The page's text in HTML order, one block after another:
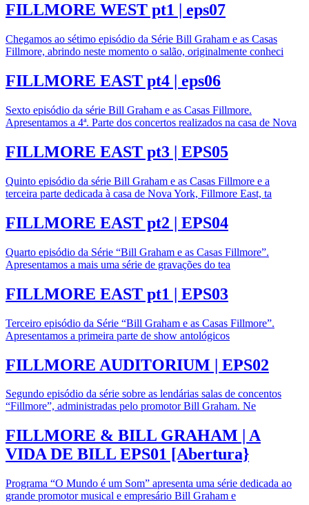
FILLMORE WEST pt1 | eps07
Chegamos ao sétimo episódio da Série Bill Graham e as Casas
Fillmore, abrindo neste momento o salão, originalmente conheci
FILLMORE EAST pt4 | eps06
Sexto episódio da série Bill Graham e as Casas Fillmore.
Apresentamos a 4ª. Parte dos concertos realizados na casa de Nova
FILLMORE EAST pt3 | EPS05
Quinto episódio da série Bill Graham e as Casas Fillmore e a
terceira parte dedicada à casa de Nova York, Fillmore East, ta
FILLMORE EAST pt2 | EPS04
Quarto episódio da Série “Bill Graham e as Casas Fillmore”.
Apresentamos a mais uma série de gravações do tea
FILLMORE EAST pt1 | EPS03
Terceiro episódio da Série “Bill Graham e as Casas Fillmore”.
Apresentamos a primeira parte de show antológicos
FILLMORE AUDITORIUM | EPS02
Segundo episódio da série sobre as lendárias salas de concentos
“Fillmore”, administradas pelo promotor Bill Graham. Ne
FILLMORE & BILL GRAHAM | A
VIDA DE BILL EPS01 [Abertura}
Programa “O Mundo é um Som” apresenta uma série dedicada ao
grande promotor musical e empresário Bill Graham e